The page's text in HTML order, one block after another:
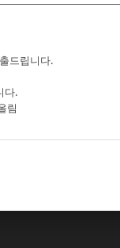
드립니다.
다.
림